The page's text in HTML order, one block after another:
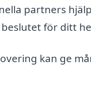
partners
för ditt
kan ge